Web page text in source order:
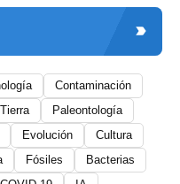
Contaminación
Tierra
Paleontología
Evolución
Cultura
Fósiles
Bacterias